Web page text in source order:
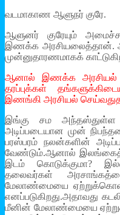
வடமாகாண ஆளுநர் குரே.
ஆளுனர் குரேயும்
இணக்க அரசியலைத்தான்.
முன்னுதாரணமாகக்
ஆனால் இணக்க அரசியல்
தரப்புக்கள்
இணங்கி அரசியல்
இங்கு சம அந்தஸ்துள்ள
அடிப்படையான முன்
பரஸ்பரம் நலன்களின்
வேண்டும்.ஆனால்
இடம் கொடுக்குமா?
தலைவர்கள்
மேலாண்மையை
எனப்படுகிறது.அதாவது
மீனின் மேலாண்மையை